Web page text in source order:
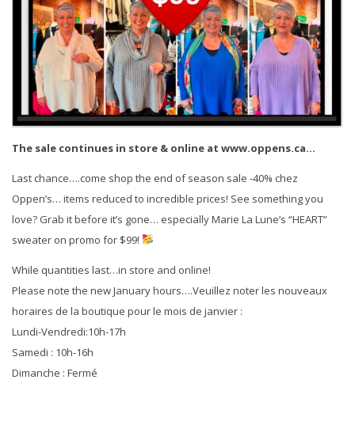
The sale continues in store & online at www.oppens.ca…
Last chance….come shop the end of season sale -40% chez
Oppen’s… items reduced to incredible prices! See something you
love? Grab it before it’s gone… especially Marie La Lune’s “HEART”
sweater on promo for $99!
While quantities last…in store and online!
Please note the new January hours….Veuillez noter les nouveaux
horaires de la boutique pour le mois de janvier :
Lundi-Vendredi:10h-17h
Samedi : 10h-16h
Dimanche : Fermé